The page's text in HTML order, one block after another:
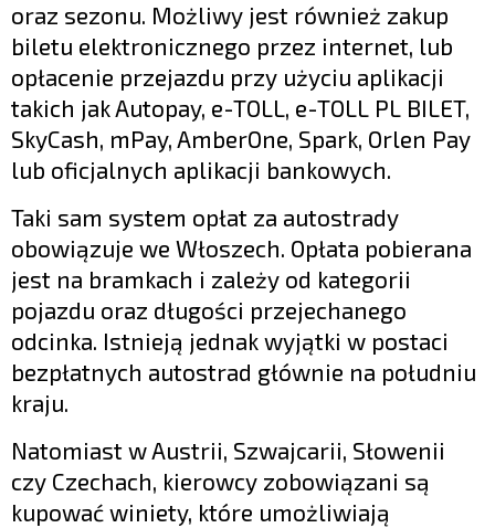
oraz sezonu. Możliwy jest również zakup
biletu elektronicznego przez internet, lub
opłacenie przejazdu przy użyciu aplikacji
takich jak Autopay, e-TOLL, e-TOLL PL BILET,
SkyCash, mPay, AmberOne, Spark, Orlen Pay
lub oficjalnych aplikacji bankowych.
Taki sam system opłat za autostrady
obowiązuje we Włoszech. Opłata pobierana
jest na bramkach i zależy od kategorii
pojazdu oraz długości przejechanego
odcinka. Istnieją jednak wyjątki w postaci
bezpłatnych autostrad głównie na południu
kraju.
Natomiast w Austrii, Szwajcarii, Słowenii
czy Czechach, kierowcy zobowiązani są
kupować winiety, które umożliwiają